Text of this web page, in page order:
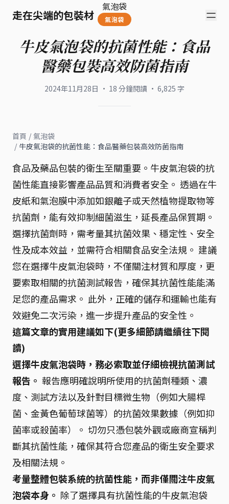
走在尖端的包裝材
氣泡袋
氣泡袋
牛皮氣泡袋的抗菌性能：食品
醫藥包裝高效防菌指南
2024年11月28日 · 18 分鐘閱讀 · 6,825 字
首頁 / 氣泡袋
/ 牛皮氣泡袋的抗菌性能：食品醫藥包裝高效防菌指南
食品及藥品包裝的衛生至關重要。牛皮氣泡袋的抗
菌性能直接影響產品品質和消費者安全。 透過在牛
皮紙和氣泡膜中添加如銀離子或天然植物提取物等
抗菌劑，能有效抑制細菌滋生，延長產品保質期。
選擇抗菌劑時，需考量其抗菌效果、穩定性、安全
性及成本效益，並需符合相關食品安全法規。 建議
您在選擇牛皮氣泡袋時，不僅關注材質和厚度，更
要索取相關的抗菌測試報告，確保其抗菌性能能滿
足您的產品需求。 此外，正確的儲存和運輸也能有
效避免二次污染，進一步提升產品的安全性。
這篇文章的實用建議如下(更多細節請繼續往下閱
讀)
選擇牛皮氣泡袋時，務必索取並仔細檢視抗菌測試
報告。 報告應明確說明所使用的抗菌劑種類、濃
度、測試方法以及針對目標微生物（例如大腸桿
菌、金黃色葡萄球菌等）的抗菌效果數據（例如抑
菌率或殺菌率）。 切勿只憑包裝外觀或廠商宣稱判
斷其抗菌性能，確保其符合您產品的衛生安全要求
及相關法規。
考量整體包裝系統的抗菌性能，而非僅關注牛皮氣
泡袋本身。 除了選擇具有抗菌性能的牛皮氣泡袋